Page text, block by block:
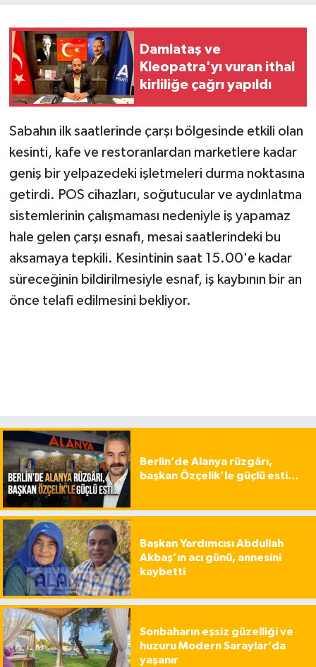
Damlataş ve
Kleopatra'yı vuran ithal
kirliliğe çağrı yapıldı
Sabahın ilk saatlerinde çarşı bölgesinde etkili olan
kesinti, kafe ve restoranlardan marketlere kadar
geniş bir yelpazedeki işletmeleri durma noktasına
getirdi. POS cihazları, soğutucular ve aydınlatma
sistemlerinin çalışmaması nedeniyle iş yapamaz
hale gelen çarşı esnafı, mesai saatlerindeki bu
aksamaya tepkili. Kesintinin saat 15.00'e kadar
süreceğinin bildirilmesiyle esnaf, iş kaybının bir an
önce telafi edilmesini bekliyor.
Berlin’de Alanya rüzgârı,
başkan Özçelik’le güçlü esti…
Başkan Yardımcısı Abdullah
Akbaş’ın acı günü, annesini
kaybetti
Sonbaharın eşsiz güzelliği ve
huzuru Modern Saraylar’da
yaşanır